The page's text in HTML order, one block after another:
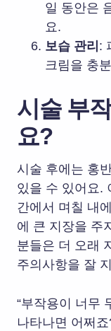
일 동안은
요.
보습 관리 :
크림을 충
시술 부
요?
시술 후에는 홍
있을 수 있어요.
간에서 며칠 내
에 큰 지장을 주
분들은 더 오래
주의사항을 잘
“부작용이 너무
나타나면 어쩌죠